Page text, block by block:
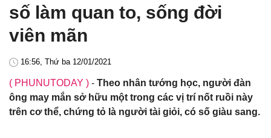
số làm quan to, sống đời
viên mãn
16:56, Thứ ba 12/01/2021
( PHUNUTODAY ) - Theo nhân tướng học, người đàn
ông may mắn sở hữu một trong các vị trí nốt ruồi này
trên cơ thể, chứng tỏ là người tài giỏi, có số giàu sang.